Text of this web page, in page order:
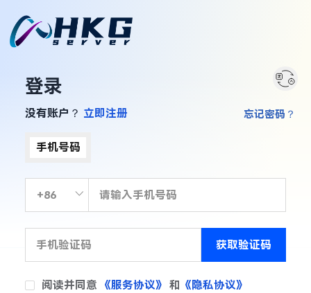
登录
没有账户？ 立即注册
手机号码
获取验证码
阅读并同意 《服务协议》 和 《隐私协议》
忘记密码？